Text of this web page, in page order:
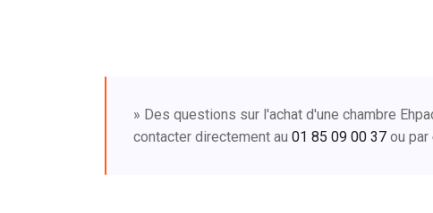
» Des questions sur l'achat d'une chambre
contacter directement au 01 85 09 00 37 ou par